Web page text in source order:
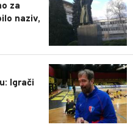
za
naziv,
1
Igrači